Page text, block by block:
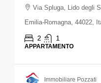
Via Spluga, Lido degli
Emilia-Romagna, 44022,
2 1
APPARTAMENTO
Immobiliare Pozzati